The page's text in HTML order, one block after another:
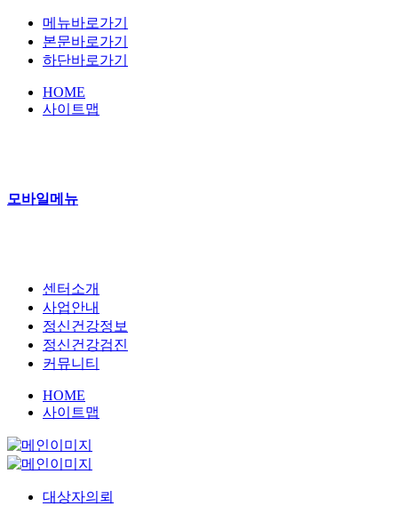
메뉴바로가기
본문바로가기
하단바로가기
HOME
사이트맵
모바일메뉴
센터소개
사업안내
정신건강정보
정신건강검진
커뮤니티
HOME
사이트맵
대상자의뢰